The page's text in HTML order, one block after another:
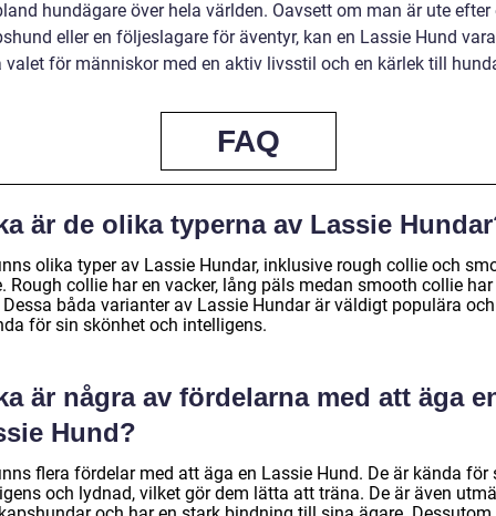
hundägare över hela världen. Oavsett om man är ute efter
eller en följeslagare för äventyr, kan en Lassie Hund
valet för människor med en aktiv livsstil och en kärlek till
FAQ
är de olika typerna av Lassie
olika typer av Lassie Hundar, inklusive rough collie och
Rough collie har en vacker, lång päls medan smooth collie
båda varianter av Lassie Hundar är väldigt populära och
för sin skönhet och intelligens.
är några av fördelarna med att äga
Hund?
flera fördelar med att äga en Lassie Hund. De är kända för
och lydnad, vilket gör dem lätta att träna. De är även